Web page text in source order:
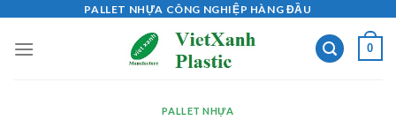
content
PALLET NHỰA CÔNG NGHIỆP HÀNG ĐẦU
0
PALLET NHỰA